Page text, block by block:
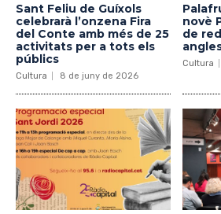
Sant Feliu de Guíxols
celebrarà l’onzena Fira
del Conte amb més de 25
activitats per a tots els
públics
Cultura 8 de juny de 2026
novè
de
Cultura